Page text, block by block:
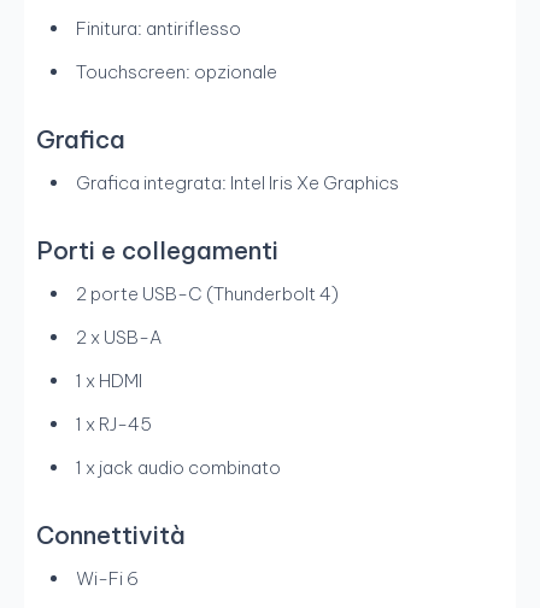
Finitura: antiriflesso
Touchscreen: opzionale
Grafica
Grafica integrata: Intel Iris Xe Graphics
Porti e collegamenti
2 porte USB-C (Thunderbolt 4)
2 x USB-A
1 x HDMI
1 x RJ-45
1 x jack audio combinato
Connettività
Wi-Fi 6